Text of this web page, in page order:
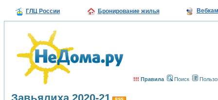
ГЛЦ России Бронирование жилья
!!! Правила Поиск